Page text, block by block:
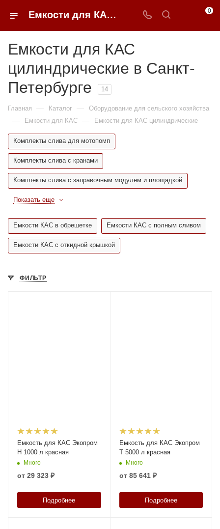
Емкости для КАС цилиндрические недорого в Санкт-Петербурге | 0FFER 0
Емкости для КАС
цилиндрические в Санкт-
Петербурге
14
Главная — Каталог — Оборудование для сельского хозяйства
— Емкости для КАС — Емкости для КАС цилиндрические
Комплекты слива для мотопомп
Комплекты слива с кранами
Комплекты слива с заправочным модулем и площадкой
Показать еще
Емкости КАС в обрешетке Емкости КАС с полным сливом
Емкости КАС с откидной крышкой
ФИЛЬТР
Емкость для КАС Экопром
H 1000 л красная
Много
от 29 323 ₽
Подробнее
Емкость для КАС Экопром
T 5000 л красная
Много
от 85 641 ₽
Подробнее